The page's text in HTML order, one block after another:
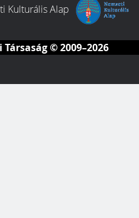
Kulturális Alap
© 2009–2026